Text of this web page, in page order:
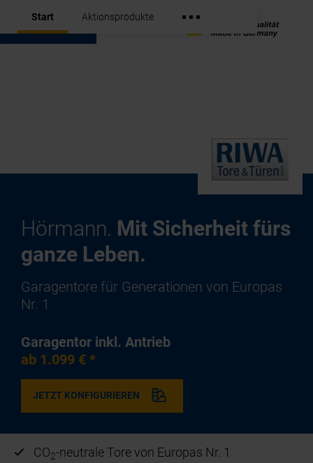
Start Aktionsprodukte
Hörmann. Mit Sicherheit fürs
ganze Leben.
Garagentore für Generationen von Europas
Nr. 1
Garagentor inkl. Antrieb
ab 1.099 € *
JETZT KONFIGURIEREN
CO2-neutrale Tore von Europas Nr. 1